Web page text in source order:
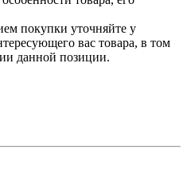
покупки уточняйте у
вас товара, в том
данной позиции.